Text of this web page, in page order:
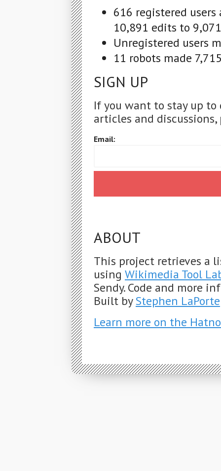
616 registered
10,891 edits to
Unregistered users
11 robots made
SIGN UP
If you want to stay up
articles and
Email:
ABOUT
This project retrieves a
using Wikimedia Tool
Sendy. Code and more
Built byStephen LaPorte
Learn more on the